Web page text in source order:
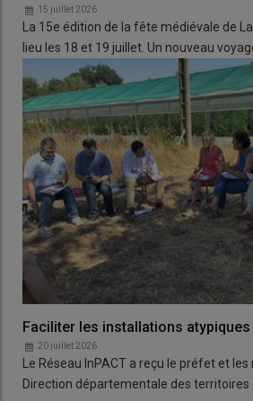
15 juillet 2026
La 15e édition de la fête médiévale de
lieu les 18 et 19 juillet. Un nouveau
Faciliter les installations atypiques
20 juillet 2026
Le Réseau InPACT a reçu le préfet et
Direction départementale des territoires